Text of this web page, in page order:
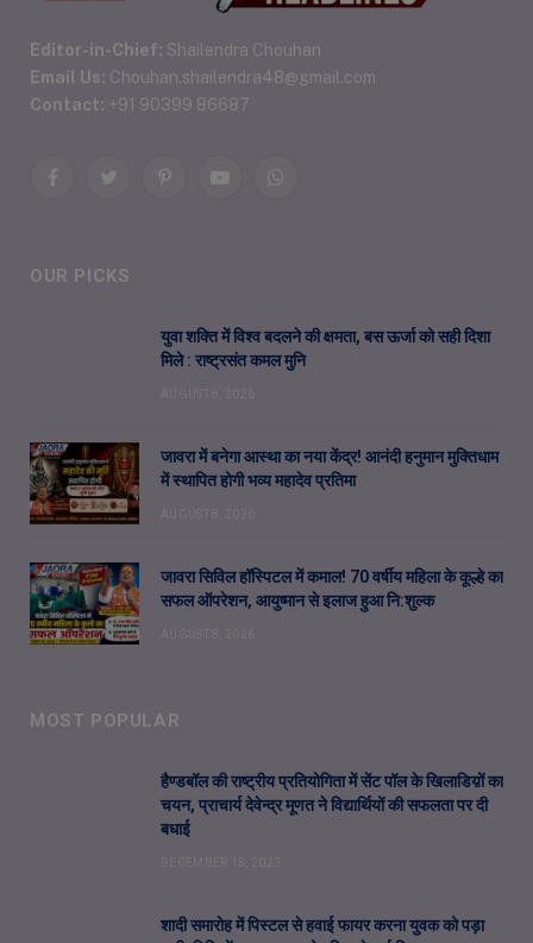
Editor-in-Chief: Shailendra Chouhan
Email Us: Chouhan.shailendra48@gmail.com
Contact: +91 90399 86687
FacebookTwitterPinterestYouTubeWhatsApp
OUR PICKS
युवा शक्ति में विश्व बदलने की क्षमता, बस ऊर्जा को सही दिशा
मिले : राष्ट्रसंत कमल मुनि
जावरा में बनेगा आस्था का नया केंद्र! आनंदी हनुमान मुक्तिधाम
में स्थापित होगी भव्य महादेव प्रतिमा
जावरा सिविल हॉस्पिटल में कमाल! 70 वर्षीय महिला के कूल्हे का
सफल ऑपरेशन, आयुष्मान से इलाज हुआ नि:शुल्क
MOST POPULAR
हैण्डबॉल की राष्ट्रीय प्रतियोगिता में सेंट पॉल के खिलाडिय़ों का
चयन, प्राचार्य देवेन्द्र मूणत ने विद्यार्थियों की सफलता पर दी
बधाई
शादी समारोह में पिस्टल से हवाई फायर करना युवक को पड़ा